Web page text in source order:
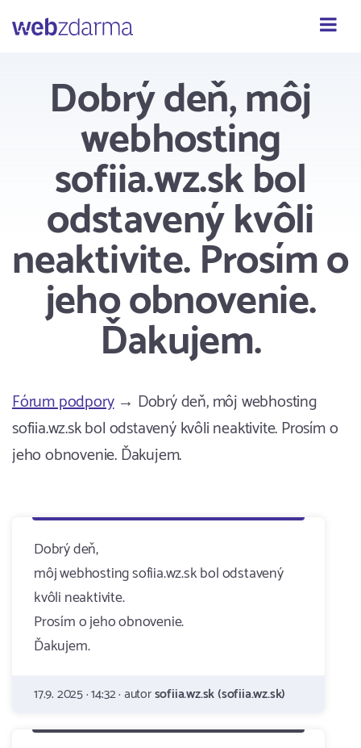
Webzdarma
Dobrý deň, môj
webhosting
sofiia.wz.sk bol
odstavený kvôli
neaktivite. Prosím o
jeho obnovenie.
Ďakujem.
Fórum podpory→ Dobrý deň, môj webhosting
sofiia.wz.sk bol odstavený kvôli neaktivite. Prosím o
jeho obnovenie. Ďakujem.
Dobrý deň,
môj webhosting sofiia.wz.sk bol odstavený
kvôli neaktivite.
Prosím o jeho obnovenie.
Ďakujem.
17.9. 2025 · 14:32 · autorsofiia.wz.sk (sofiia.wz.sk)